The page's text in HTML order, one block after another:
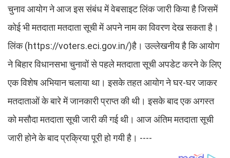
चुनाव आयोग ने आज इस संबंध में वेबसाइट लिंक जारी किया है जिसमें
कोई भी मतदाता मतदाता सूची में अपने नाम का विवरण देख सकता है।
लिंक (https://voters.eci.gov.in/)है। उल्लेखनीय है कि आयोग
ने बिहार विधानसभा चुनावों से पहले मतदाता सूची अपडेट करने के लिए
एक विशेष अभियान चलाया था। इसके तहत आयोग ने घर-घर जाकर
मतदाताओं के बारे में जानकारी प्राप्त की थी। इसके बाद एक अगस्त
को मसौदा मतदाता सूची जारी की गई थी। आज अंतिम मतदाता सूची
जारी होने के बाद प्रक्रिया पूरी हो गयी है। ----